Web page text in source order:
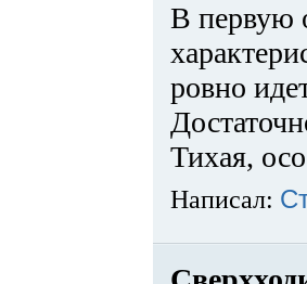
В первую
ровно
Тихая,
Написал: